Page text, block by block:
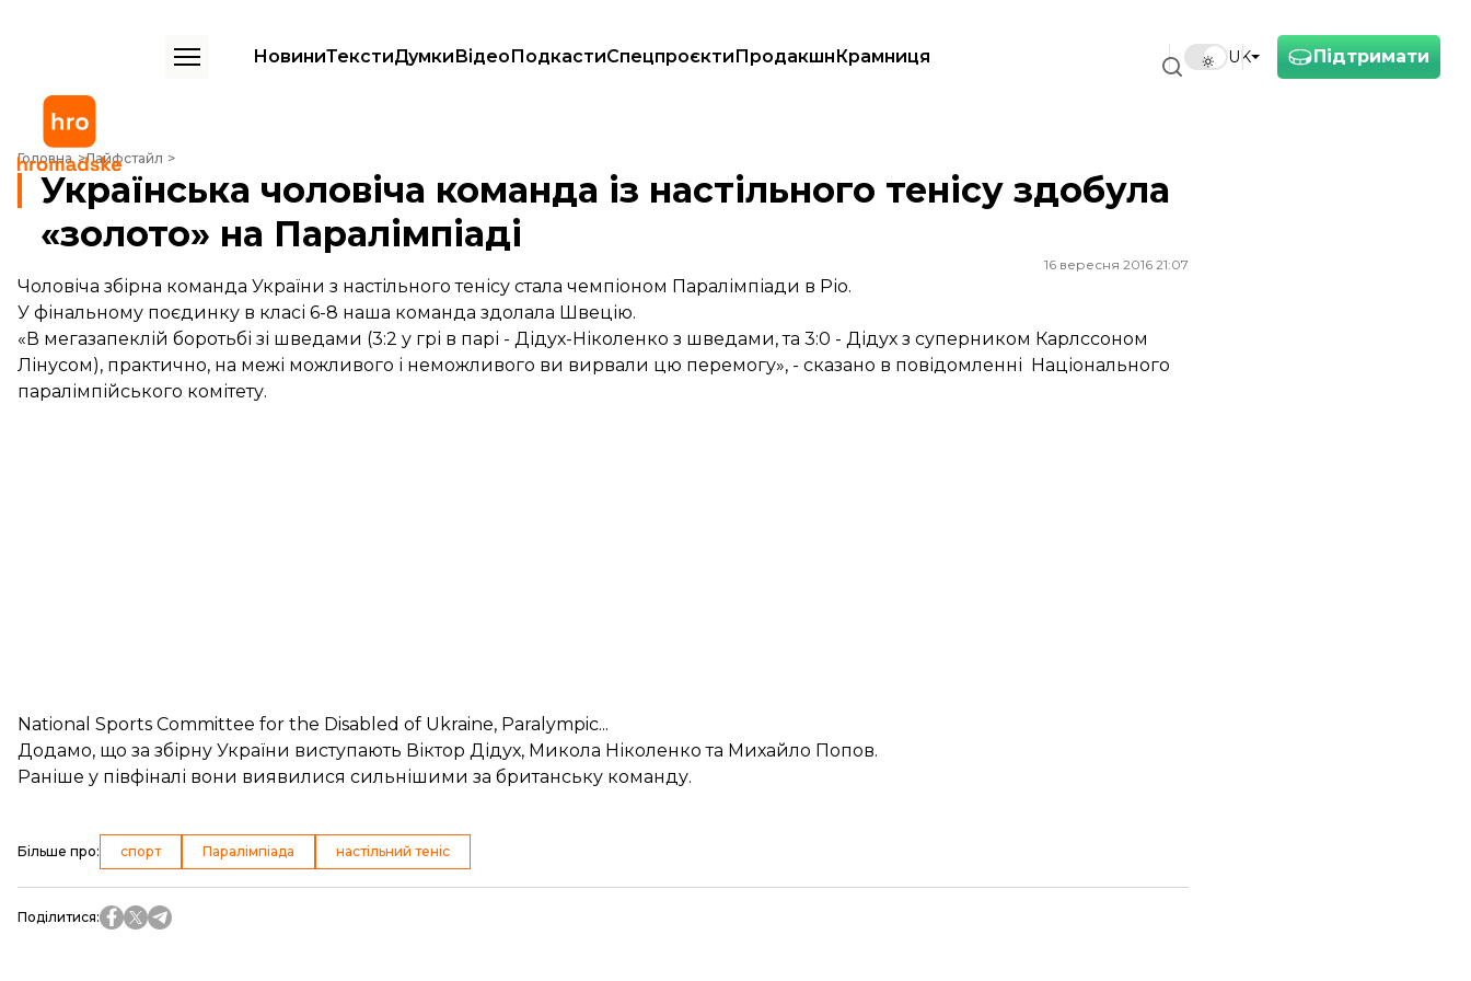
Підтримати
UK
НовиниТекстиДумкиВідеоПодкастиСпецпроєктиПродакшнКрамниця
Головна Лайфстайл
Українська чоловіча команда із настільного тенісу здобула «золото» на Паралімпіаді
Українська чоловіча команда із настільного тенісу здобула
«золото» на Паралімпіаді
16 вересня 2016 21:07
Чоловіча збірна команда України з настільного тенісу стала чемпіоном Паралімпіади в Ріо.
У фінальному поєдинку в класі 6-8 наша команда здолала Швецію.
«В мегазапеклій боротьбі зі шведами (3:2 у грі в парі - Дідух-Ніколенко з шведами, та 3:0 - Дідух з суперником Карлссоном
Лінусом), практично, на межі можливого і неможливого ви вирвали цю перемогу», - сказано в повідомленні Національного
паралімпійського комітету.
National Sports Committee for the Disabled of Ukraine, Paralympic...
Додамо, що за збірну України виступають Віктор Дідух, Микола Ніколенко та Михайло Попов.
Раніше у півфіналі вони виявилися сильнішими за британську команду.
Більше про: спорт Паралімпіада настільний теніс
Поділитися: